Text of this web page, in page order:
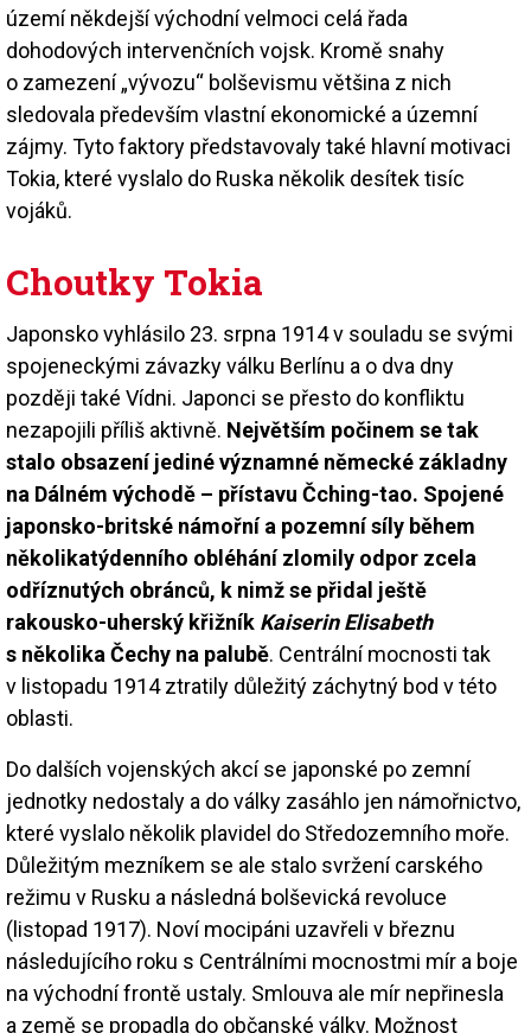
území někdejší východní velmoci celá řada
dohodových intervenčních vojsk. Kromě snahy
o zamezení „vývozu“ bolševismu většina z nich
sledovala především vlastní ekonomické a územní
zájmy. Tyto faktory představovaly také hlavní motivaci
Tokia, které vyslalo do Ruska několik desítek tisíc
vojáků.
Choutky Tokia
Japonsko vyhlásilo 23. srpna 1914 v souladu se svými
spojeneckými závazky válku Berlínu a o dva dny
později také Vídni. Japonci se přesto do konfliktu
nezapojili příliš aktivně. Největším počinem se tak
stalo obsazení jediné významné německé základny
na Dálném východě – přístavu Čching-tao. Spojené
japonsko-britské námořní a pozemní síly během
několikatýdenního obléhání zlomily odpor zcela
odříznutých obránců, k nimž se přidal ještě
rakousko-uherský křižník Kaiserin Elisabeth
s několika Čechy na palubě. Centrální mocnosti tak
v listopadu 1914 ztratily důležitý záchytný bod v této
oblasti.
Do dalších vojenských akcí se japonské po zemní
jednotky nedostaly a do války zasáhlo jen námořnictvo,
které vyslalo několik plavidel do Středozemního moře.
Důležitým mezníkem se ale stalo svržení carského
režimu v Rusku a následná bolševická revoluce
(listopad 1917). Noví mocipáni uzavřeli v březnu
následujícího roku s Centrálními mocnostmi mír a boje
na východní frontě ustaly. Smlouva ale mír nepřinesla
a země se propadla do občanské války. Možnost